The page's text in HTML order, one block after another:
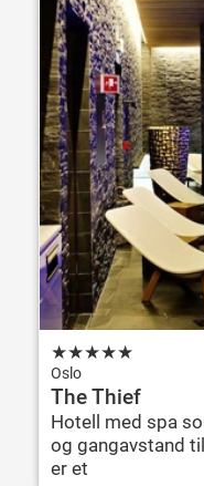
★★★★★
Oslo
The Thief
Hotell med spa
og gangavstand
er et